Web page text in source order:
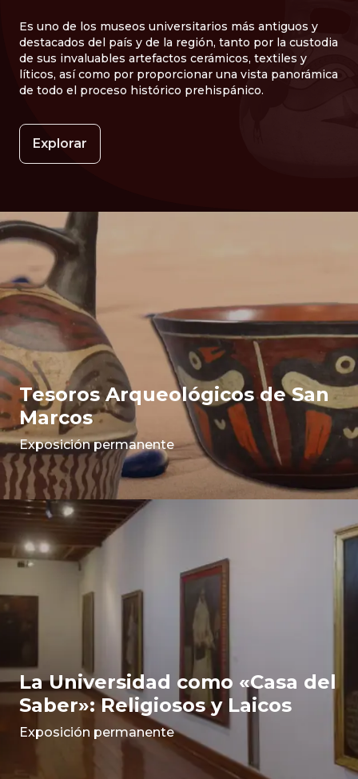
Es uno de los museos universitarios más antiguos y
destacados del país y de la región, tanto por la custodia
de sus invaluables artefactos cerámicos, textiles y
líticos, así como por proporcionar una vista panorámica
de todo el proceso histórico prehispánico.
Explorar
Tesoros Arqueológicos de San
Marcos
Exposición permanente
La Universidad como «Casa del
Saber»: Religiosos y Laicos
Exposición permanente